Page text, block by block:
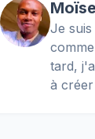
Je
tard,
à